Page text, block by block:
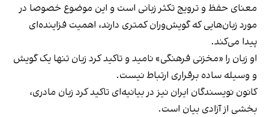
معنای حفظ و ترویج تکثر زبانی است و این موضوع خصوصا در
مورد زبان‌هایی که گویش‌وران کمتری دارند، اهمیت فزاینده‌ای
پیدا می‌کند.
او زبان را «مخزنی فرهنگی» نامید و تاکید کرد زبان تنها یک گویش
و وسیله ساده برقراری ارتباط نیست.
کانون نویسندگان ایران نیز در بیانیه‌ای تاکید کرد زبان مادری،
بخشی از آزادی بیان است.